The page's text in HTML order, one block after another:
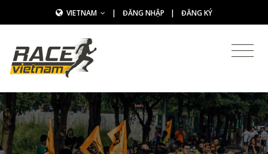
VIETNAM | ĐĂNG NHẬP | ĐĂNG KÝ